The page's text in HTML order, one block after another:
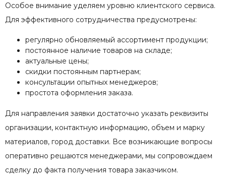
Особое внимание уделяем уровню клиентского сервиса.
Для эффективного сотрудничества предусмотрены:
регулярно обновляемый ассортимент продукции;
постоянное наличие товаров на складе;
актуальные цены;
скидки постоянным партнерам;
консультации опытных менеджеров;
простота оформления заказа.
Для направления заявки достаточно указать реквизиты
организации, контактную информацию, объем и марку
материалов, город доставки. Все возникающие вопросы
оперативно решаются менеджерами, мы сопровождаем
сделку до факта получения товара заказчиком.